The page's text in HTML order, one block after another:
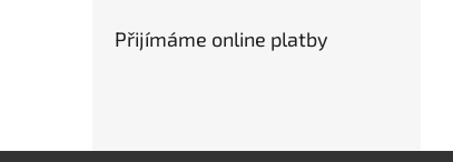
Přijímáme online platby